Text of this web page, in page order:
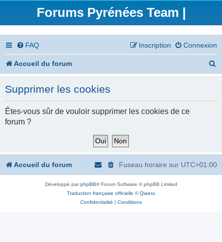
Forums Pyrénées Team |
FAQ Connexion
Inscription
Accueil du forum
c
Supprimer les cookies
Êtes-vous sûr de vouloir supprimer les cookies de ce
forum ?
Accueil du forum Fuseau horaire sur UTC+01:00
Développé parphpBB® Forum Software © phpBB Limited
Traduction française officielle ©Qiaeru
Confidentialité | Conditions